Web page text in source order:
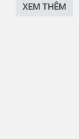
XEM THÊM